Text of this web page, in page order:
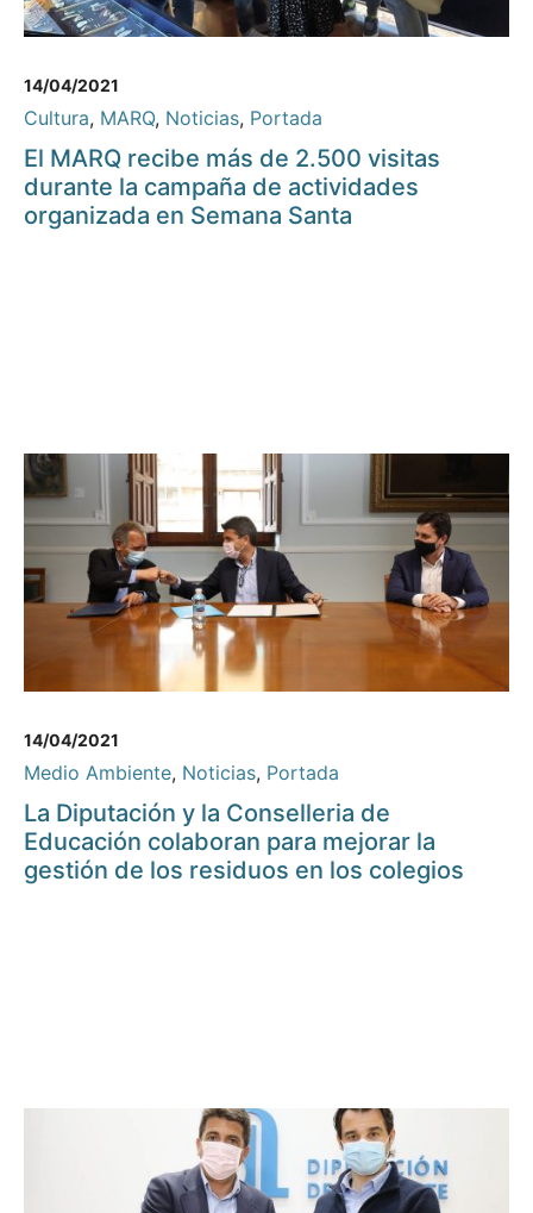
14/04/2021
Cultura, MARQ, Noticias, Portada
El MARQ recibe más de 2.500 visitas
durante la campaña de actividades
organizada en Semana Santa
14/04/2021
Medio Ambiente, Noticias, Portada
La Diputación y la Conselleria de
Educación colaboran para mejorar la
gestión de los residuos en los colegios